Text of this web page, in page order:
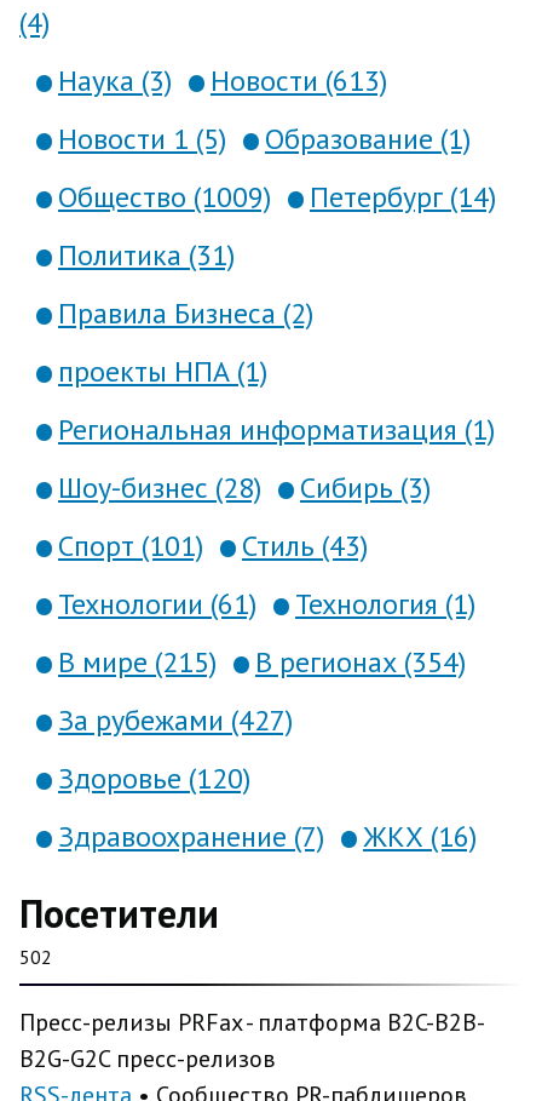
(4)
Наука (3)
Новости (613)
Новости 1 (5)
Образование (1)
Общество (1009)
Петербург (14)
Политика (31)
Правила Бизнеса (2)
проекты НПА (1)
Региональная информатизация (1)
Шоу-бизнес (28)
Сибирь (3)
Спорт (101)
Стиль (43)
Технологии (61)
Технология (1)
В мире (215)
В регионах (354)
За рубежами (427)
Здоровье (120)
Здравоохранение (7)
ЖКХ (16)
Посетители
502
Пресс-релизы PRFax - платформа B2C-B2B-
B2G-G2C пресс-релизов